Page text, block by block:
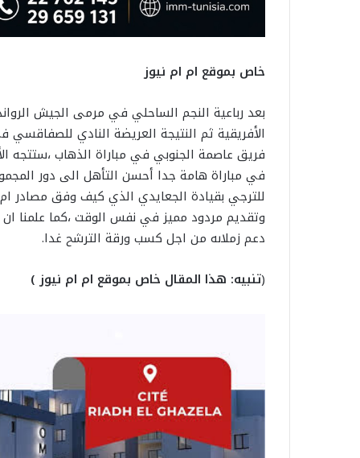
خاص بموقع ام ام نيوز
بعد رباعية النجم الساحلي في مرمى الجيش
الأفريقية ثم النتيجة العريضة النادي
فريق عاصمة الجنوبي في مباراة الذهاب ،ستتجه
في مباراة هامة جدا أحسن التأهل الى دور
للترجي بقيادة الجعايدي الذي كيف وفق مصادر
وتقديم مردود مميز في نفس الوقت ،كما علمنا
دعم زملاىه من اجل كسب ورقة الترشح غدا.
(تنبيه: هذا المقال خاص بموقع ام ام نيوز )